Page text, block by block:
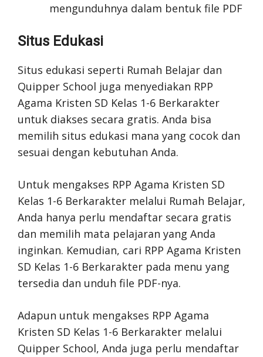
mengunduhnya dalam bentuk file PDF
Situs Edukasi
Situs edukasi seperti Rumah Belajar dan
Quipper School juga menyediakan RPP
Agama Kristen SD Kelas 1-6 Berkarakter
untuk diakses secara gratis. Anda bisa
memilih situs edukasi mana yang cocok dan
sesuai dengan kebutuhan Anda.
Untuk mengakses RPP Agama Kristen SD
Kelas 1-6 Berkarakter melalui Rumah Belajar,
Anda hanya perlu mendaftar secara gratis
dan memilih mata pelajaran yang Anda
inginkan. Kemudian, cari RPP Agama Kristen
SD Kelas 1-6 Berkarakter pada menu yang
tersedia dan unduh file PDF-nya.
Adapun untuk mengakses RPP Agama
Kristen SD Kelas 1-6 Berkarakter melalui
Quipper School, Anda juga perlu mendaftar